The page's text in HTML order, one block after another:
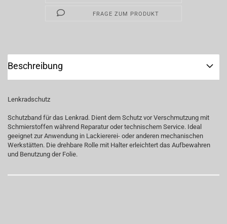
FRAGE ZUM PRODUKT
Beschreibung
Lenkradschutz
Schutzband für das Lenkrad. Dient dem Schutz vor Verschmutzung mit
Schmierstoffen während Reparatur oder technischem Service. Ideal
geeignet zur Anwendung in Lackiererei- oder anderen mechanischen
Werkstätten. Die drehbare Rolle mit Halter erleichtert das Aufbewahren
und Benutzung der Folie.